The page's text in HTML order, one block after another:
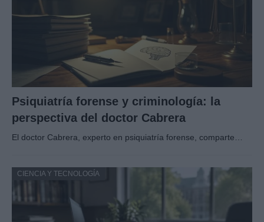
Psiquiatría forense y criminología: la
perspectiva del doctor Cabrera
El doctor Cabrera, experto en psiquiatría forense, comparte…
CIENCIA Y TECNOLOGÍA